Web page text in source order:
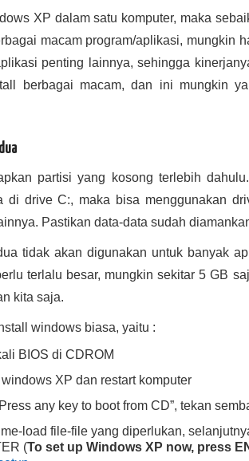
XP dalam satu komputer, maka
macam program/aplikasi, mungkin
penting lainnya, sehingga
berbagai macam, dan ini mungkin
partisi yang kosong terlebih
drive C:, maka bisa menggunakan
Pastikan data-data sudah
tidak akan digunakan untuk banyak
terlalu besar, mungkin sekitar 5 GB
kita saja.
windows biasa, yaitu :
BIOS di CDROM
XP dan restart komputer
any key to boot from CD”, tekan
load file-file yang diperlukan,
(To set up Windows XP now, press